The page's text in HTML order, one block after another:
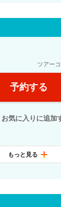
1名
日乗車券、レジ
ツアー
予約する
お気に入りに追加
3名
もっと見る